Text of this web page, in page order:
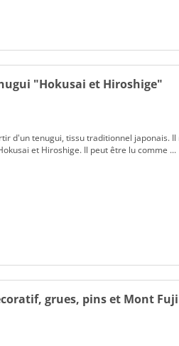
"Hokusai et Hiroshige"
d'un tenugui, tissu traditionnel japonais.
et Hiroshige. Il peut être lu comme ...
grues, pins et Mont Fuji